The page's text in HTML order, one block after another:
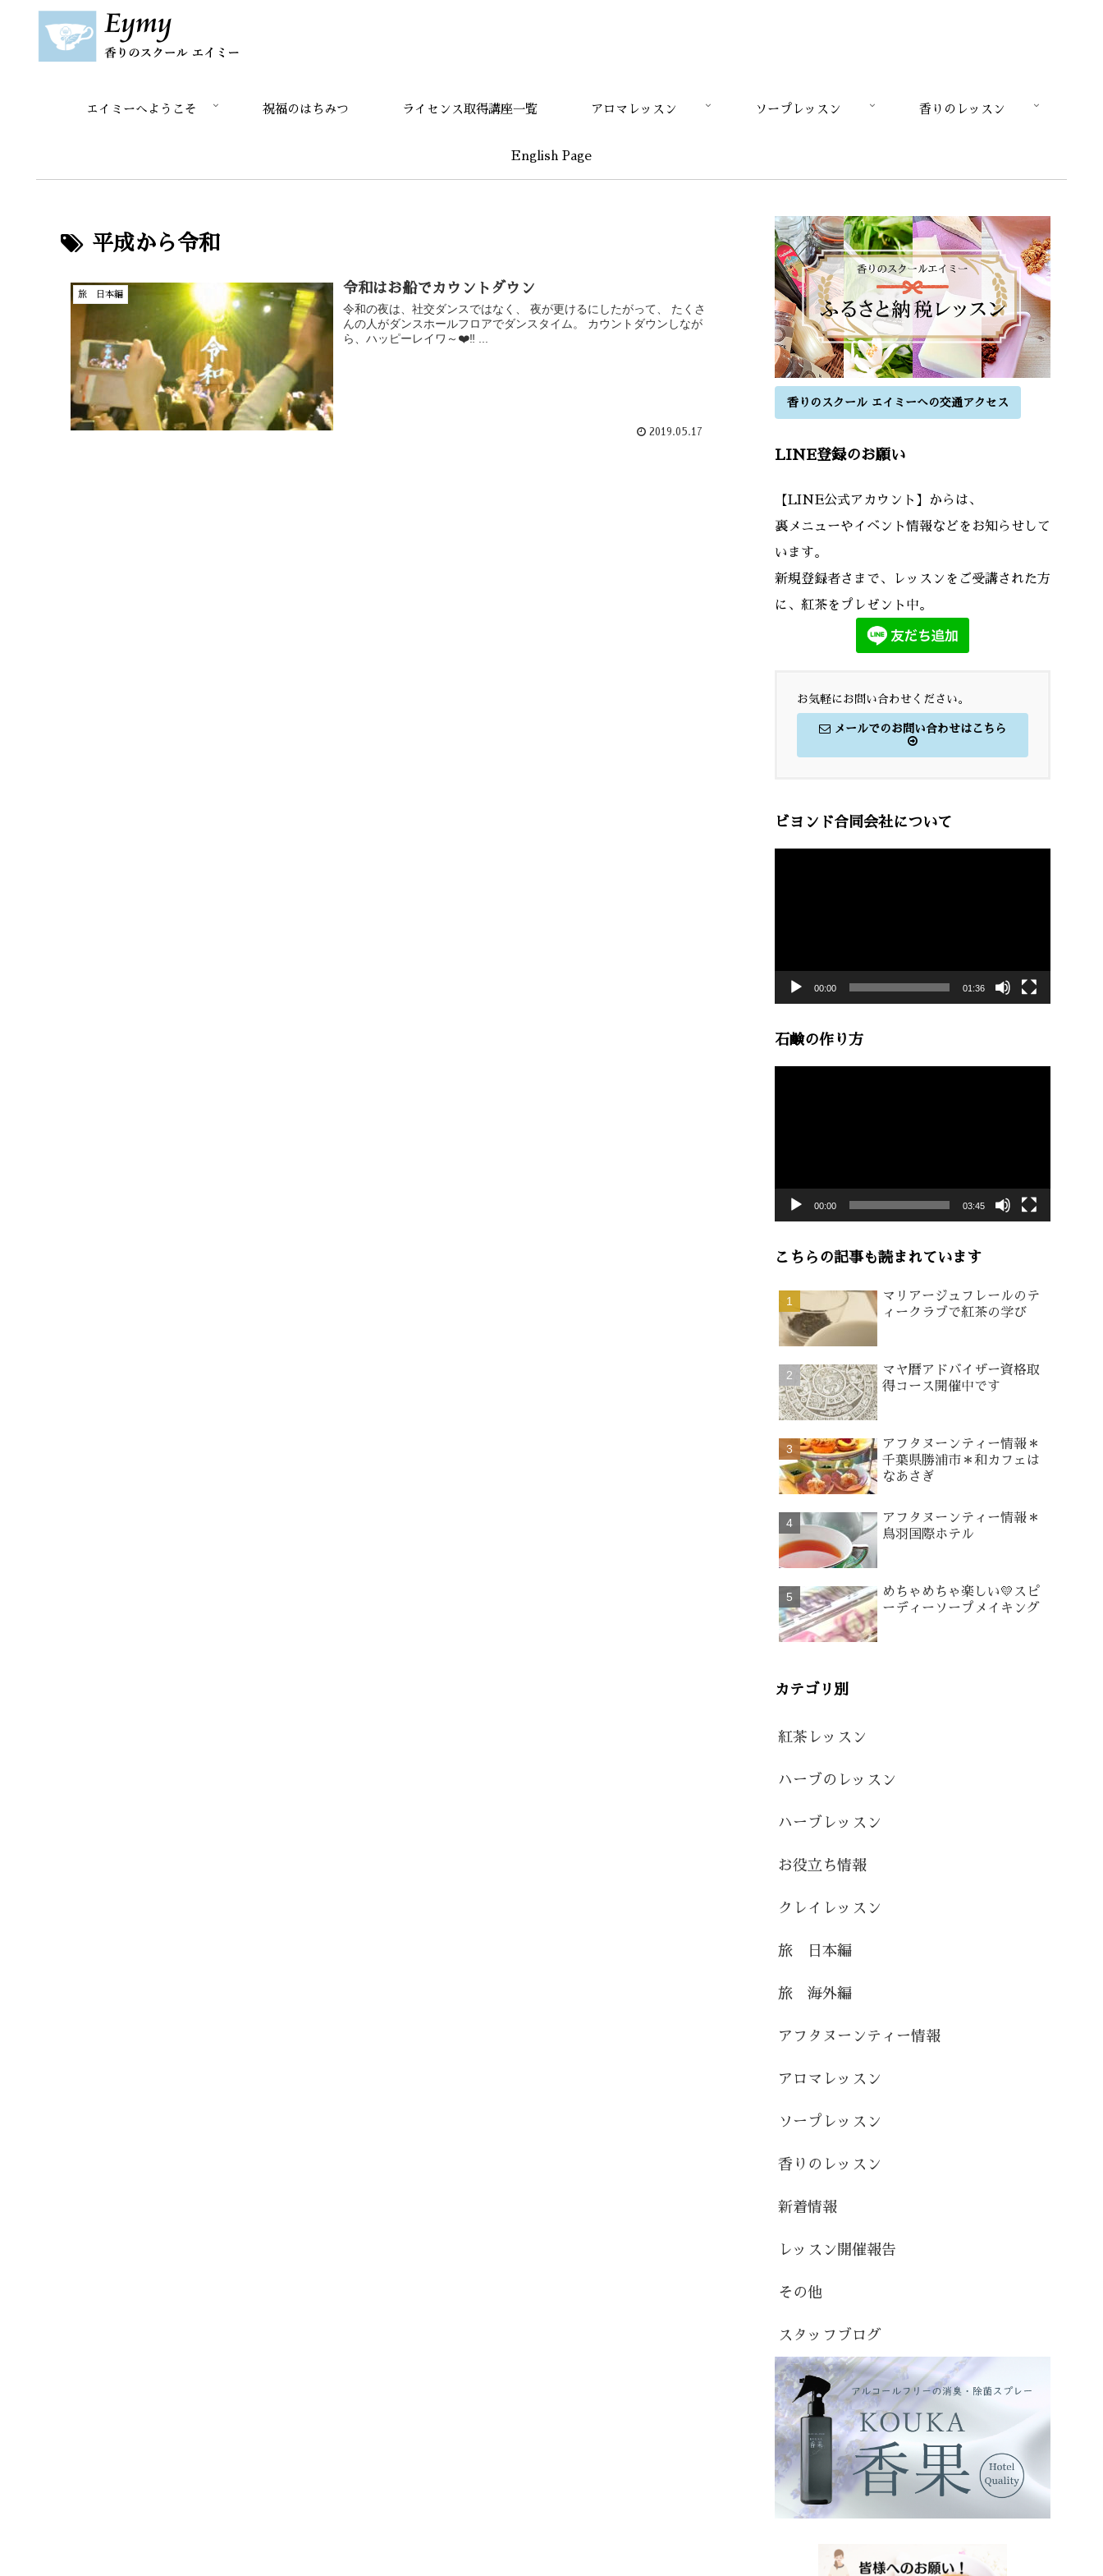
エイミーへようこそ 祝福のはちみつ ライセンス取得講座一覧 アロマレッスン ソープレッスン 香りのレッスン
English Page
平成から令和
旅 日本編 令和はお船でカウントダウン
令和の夜は、社交ダンスではなく、 夜が更けるにしたがって、 たくさ
んの人がダンスホールフロアでダンスタイム。 カウントダウンしなが
ら、ハッピーレイワ～❤️‼️ ...
2019.05.17
香りのスクール エイミーへの交通アクセス
LINE登録のお願い
【LINE公式アカウント】からは、
裏メニューやイベント情報などをお知らせして
います。
新規登録者さまで、レッスンをご受講された方
に、紅茶をプレゼント中。
お気軽にお問い合わせください。
メールでのお問い合わせはこちら
ビヨンド合同会社について
00:00 01:36
石鹸の作り方
00:00 03:45
こちらの記事も読まれています
マリアージュフレールのテ
ィークラブで紅茶の学び
マヤ暦アドバイザー資格取
得コース開催中です
アフタヌーンティー情報＊
千葉県勝浦市＊和カフェは
なあさぎ
アフタヌーンティー情報＊
鳥羽国際ホテル
めちゃめちゃ楽しい💛スピ
ーディーソープメイキング
カテゴリ別
紅茶レッスン
ハーブのレッスン
ハーブレッスン
お役立ち情報
クレイレッスン
旅 日本編
旅 海外編
アフタヌーンティー情報
アロマレッスン
ソープレッスン
香りのレッスン
新着情報
レッスン開催報告
その他
スタッフブログ